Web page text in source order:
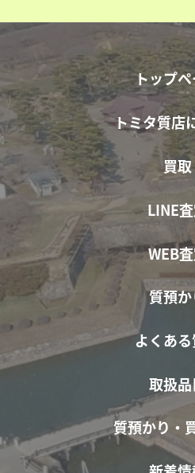
トップ
トミタ質店
買取
LINE
WEB
質預
よくあ
取扱
質預かり・